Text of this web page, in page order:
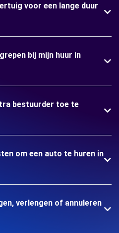
voor een lange duur
bij mijn huur in
bestuurder toe te
om een auto te huren in
verlengen of annuleren